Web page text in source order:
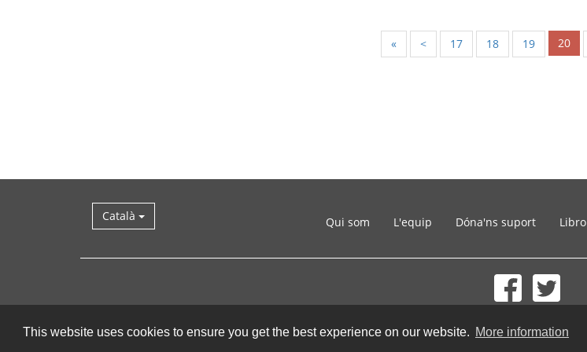
This website uses cookies to ensure you get the best experience on our website. More information
« < 17 18 19 20
Català Qui som L'equip Dóna'ns suport Libro